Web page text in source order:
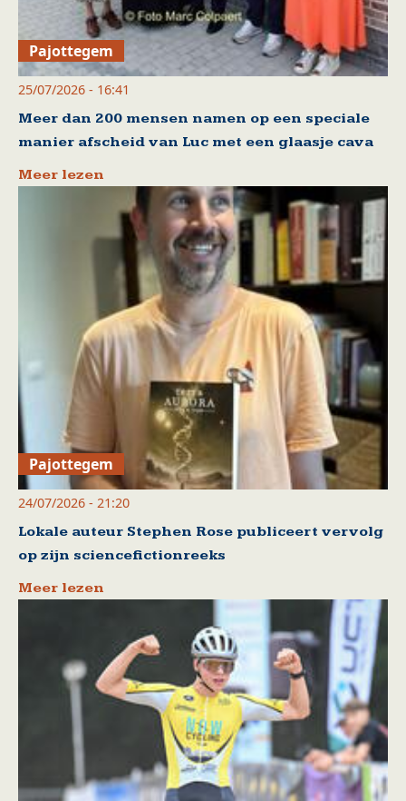
Pajottegem
25/07/2026 - 16:41
Meer dan 200 mensen namen op een speciale
manier afscheid van Luc met een glaasje cava
Meer lezen
Pajottegem
24/07/2026 - 21:20
Lokale auteur Stephen Rose publiceert vervolg
op zijn sciencefictionreeks
Meer lezen